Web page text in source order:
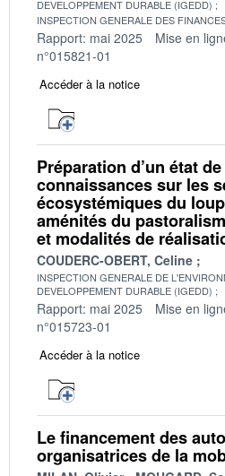
DEVELOPPEMENT DURABLE (IGEDD)
INSPECTION GENERALE DES
Rapport: mai 2025 Mise en
n°015821-01
Accéder à la notice
Préparation d’un état
connaissances sur les
écosystémiques du
aménités du
et modalités de
COUDERC-OBERT, Celine
INSPECTION GENERALE DE
DEVELOPPEMENT DURABLE (IGEDD)
Rapport: mai 2025 Mise en
n°015723-01
Accéder à la notice
Le financement des
organisatrices de la